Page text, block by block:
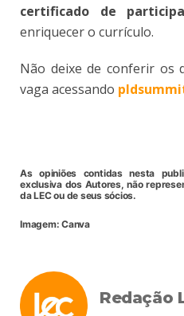
certificado de
enriquecer o currículo.
Não deixe de conferir os
vaga acessando
As opiniões contidas nesta
exclusiva dos Autores, não
da LEC ou de seus sócios.
Imagem: Canva
Redação